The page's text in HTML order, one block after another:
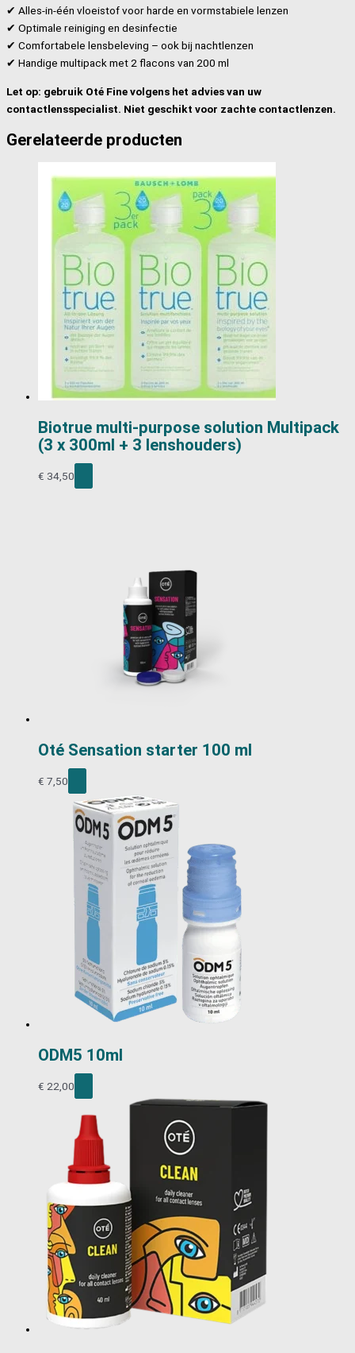
✔ Alles-in-één vloeistof voor harde en vormstabiele lenzen
✔ Optimale reiniging en desinfectie
✔ Comfortabele lensbeleving – ook bij nachtlenzen
✔ Handige multipack met 2 flacons van 200 ml
Let op: gebruik Oté Fine volgens het advies van uw
contactlensspecialist. Niet geschikt voor zachte contactlenzen.
Gerelateerde producten
Biotrue multi-purpose solution Multipack
(3 x 300ml + 3 lenshouders)
€ 34,50
Oté Sensation starter 100 ml
€ 7,50
ODM5 10ml
€ 22,00